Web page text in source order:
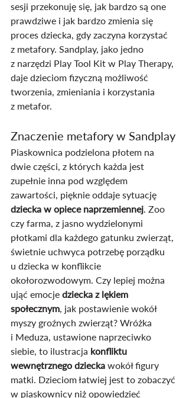
sesji przekonuję się, jak bardzo są one
prawdziwe i jak bardzo zmienia się
proces dziecka, gdy zaczyna korzystać
z metafory. Sandplay, jako jedno
z narzędzi Play Tool Kit w Play Therapy,
daje dzieciom fizyczną możliwość
tworzenia, zmieniania i korzystania
z metafor.
Znaczenie metafory w Sandplay
Piaskownica podzielona płotem na
dwie części, z których każda jest
zupełnie inna pod względem
zawartości, pięknie oddaje sytuację
dziecka w opiece naprzemiennej. Zoo
czy farma, z jasno wydzielonymi
płotkami dla każdego gatunku zwierząt,
świetnie uchwyca potrzebę porządku
u dziecka w konflikcie
okołorozwodowym. Czy lepiej można
ująć emocje dziecka z lękiem
społecznym, jak postawienie wokół
myszy groźnych zwierząt? Wróżka
i Meduza, ustawione naprzeciwko
siebie, to ilustracja konfliktu
wewnętrznego dziecka wokół figury
matki. Dzieciom łatwiej jest to zobaczyć
w piaskownicy niż opowiedzieć